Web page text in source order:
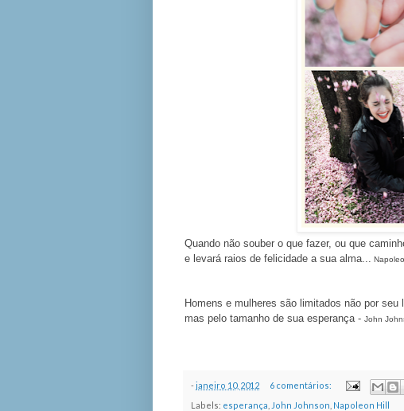
Quando não souber o que fazer, ou que
e levará raios de felicidade a sua alma...
Homens e mulheres são limitados não por
mas pelo tamanho de sua esperança - John
-janeiro 10, 2012
6 comentários:
Labels: esperança John Johnson Napoleon Hill